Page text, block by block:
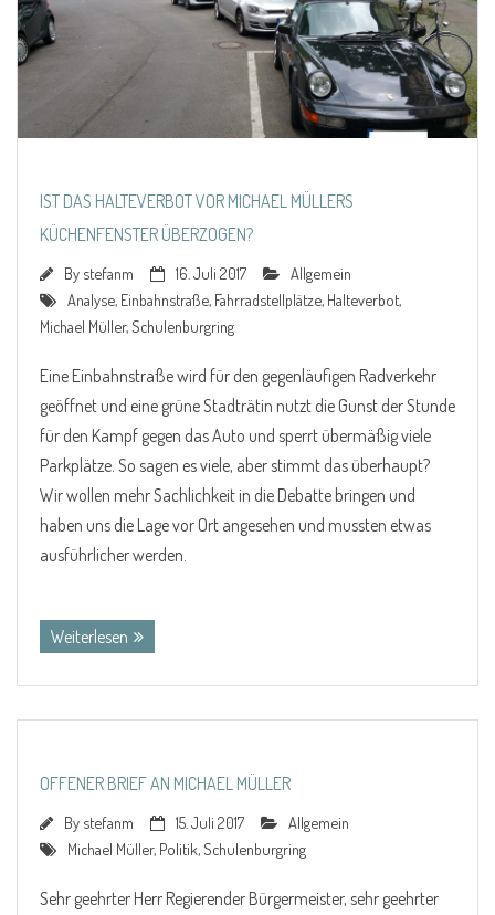
IST DAS HALTEVERBOT VOR MICHAEL MÜLLERS
KÜCHENFENSTER ÜBERZOGEN?
By stefanm 16. Juli 2017
Allgemein
Analyse, Einbahnstraße, Fahrradstellplätze, Halteverbot,
Michael Müller,Schulenburgring
Eine Einbahnstraße wird für den gegenläufigen Radverkehr
geöffnet und eine grüne Stadträtin nutzt die Gunst der Stunde
für den Kampf gegen das Auto und sperrt übermäßig viele
Parkplätze. So sagen es viele, aber stimmt das überhaupt?
Wir wollen mehr Sachlichkeit in die Debatte bringen und
haben uns die Lage vor Ort angesehen und mussten etwas
ausführlicher werden.
Weiterlesen
OFFENER BRIEF AN MICHAEL MÜLLER
By stefanm 15. Juli 2017
Allgemein
Michael Müller, Politik,Schulenburgring
Sehr geehrter Herr Regierender Bürgermeister, sehr geehrter